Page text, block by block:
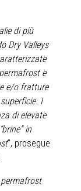
di più
Dry Valleys
e
e/o fratture
I
di elevate
in
”, prosegue